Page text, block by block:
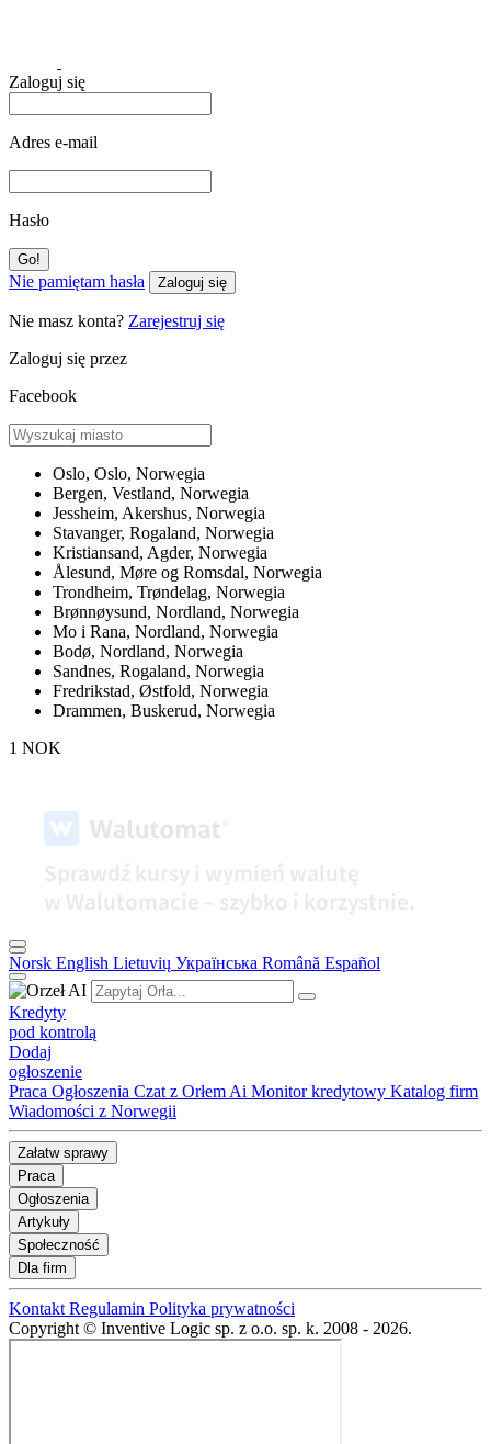
Zaloguj się
Adres e-mail
Hasło
Nie pamiętam hasła Zaloguj się
Nie masz konta? Zarejestruj się
Zaloguj się przez
Facebook
Oslo, Oslo, Norwegia
Bergen, Vestland, Norwegia
Jessheim, Akershus, Norwegia
Stavanger, Rogaland, Norwegia
Kristiansand, Agder, Norwegia
Ålesund, Møre og Romsdal, Norwegia
Trondheim, Trøndelag, Norwegia
Brønnøysund, Nordland, Norwegia
Mo i Rana, Nordland, Norwegia
Bodø, Nordland, Norwegia
Sandnes, Rogaland, Norwegia
Fredrikstad, Østfold, Norwegia
Drammen, Buskerud, Norwegia
1 NOK
Norsk English Lietuvių Українська Română Español
Kredyty
pod kontrolą
Dodaj
ogłoszenie
Praca Ogłoszenia Czat z Orłem Ai Monitor kredytowy Katalog firm
Wiadomości z Norwegii
Załatw sprawy
Praca
Ogłoszenia
Artykuły
Społeczność
Dla firm
Kontakt Regulamin Polityka prywatności
Copyright © Inventive Logic sp. z o.o. sp. k. 2008 - 2026.